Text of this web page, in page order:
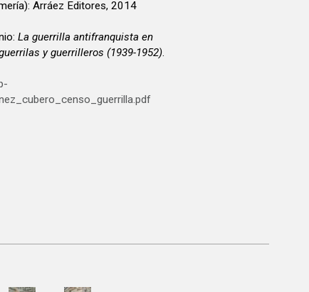
Arráez Editores, 2014
La guerrilla antifranquista en
y guerrilleros (1939-1952).